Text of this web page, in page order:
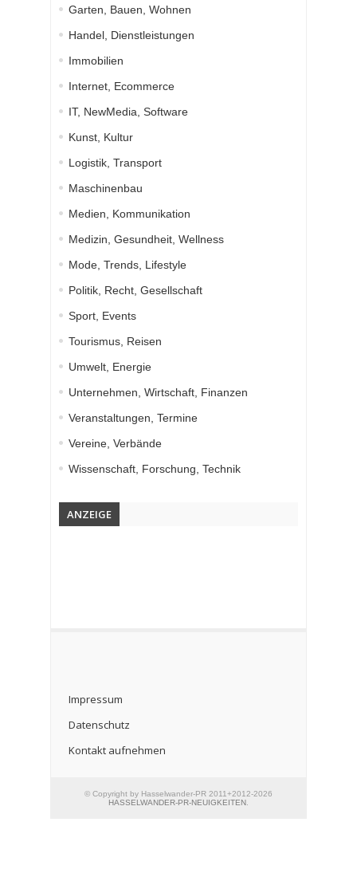
Garten, Bauen, Wohnen
Handel, Dienstleistungen
Immobilien
Internet, Ecommerce
IT, NewMedia, Software
Kunst, Kultur
Logistik, Transport
Maschinenbau
Medien, Kommunikation
Medizin, Gesundheit, Wellness
Mode, Trends, Lifestyle
Politik, Recht, Gesellschaft
Sport, Events
Tourismus, Reisen
Umwelt, Energie
Unternehmen, Wirtschaft, Finanzen
Veranstaltungen, Termine
Vereine, Verbände
Wissenschaft, Forschung, Technik
ANZEIGE
Impressum
Datenschutz
Kontakt aufnehmen
© Copyright by Hasselwander-PR 2011+2012-2026
HASSELWANDER-PR-NEUIGKEITEN.